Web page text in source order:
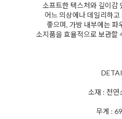
소프트한 텍스처와 깊이감
어느 의상에나 데일리하
좋으며, 가방 내부에는 파
소지품을 효율적으로 보관할
소재 : 천연
무게 :